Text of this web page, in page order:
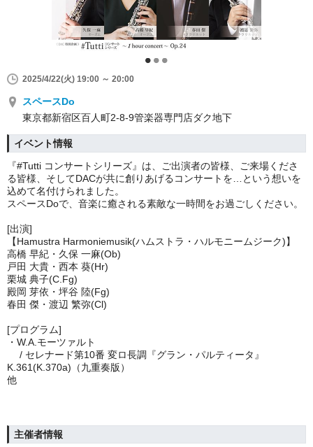
2025/4/22(火) 19:00 ～ 20:00
スペースDo
東京都新宿区百人町2-8-9管楽器専門店ダク地下
イベント情報
『#Tutti コンサートシリーズ』は、ご出演者の皆様、ご来場くださ
る皆様、そしてDACが共に創りあげるコンサートを…という想いを
込めて名付けられました。
スペースDoで、音楽に癒される素敵な一時間をお過ごしください。
[出演]
【Hamustra Harmoniemusik(ハムストラ・ハルモニームジーク)】
高橋 早紀・久保 一麻(Ob)
戸田 大貴・西本 葵(Hr)
栗城 典子(C.Fg)
殿岡 芽依・坪谷 陸(Fg)
春田 傑・渡辺 繁弥(Cl)
[プログラム]
・W.A.モーツァルト
/ セレナード第10番 変ロ長調『グラン・パルティータ』
K.361(K.370a)（九重奏版）
他
主催者情報